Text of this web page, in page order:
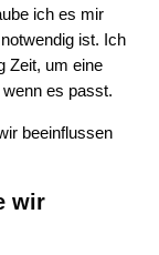
ich es mir
ist. Ich
Zeit, um eine
es passt.
beeinflussen
wir